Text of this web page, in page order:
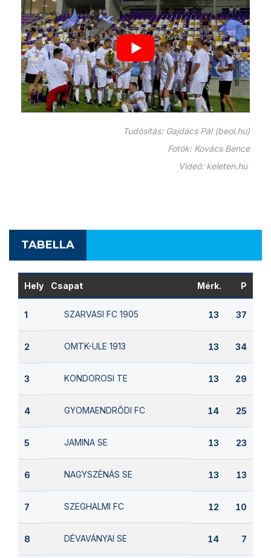
Tudósítás: Gajdács Pál (beol.hu)
Fotók: Kovács Bence
Videó: keleten.hu
TABELLA
Hely Csapat Mérk. P
1 SZARVASI FC 1905 13 37
2 OMTK-ULE 1913 13 34
3 KONDOROSI TE 13 29
4 GYOMAENDRŐDI FC 14 25
5 JAMINA SE 13 23
6 NAGYSZÉNÁS SE 13 13
7 SZEGHALMI FC 12 10
8 DÉVAVÁNYAI SE 14 7